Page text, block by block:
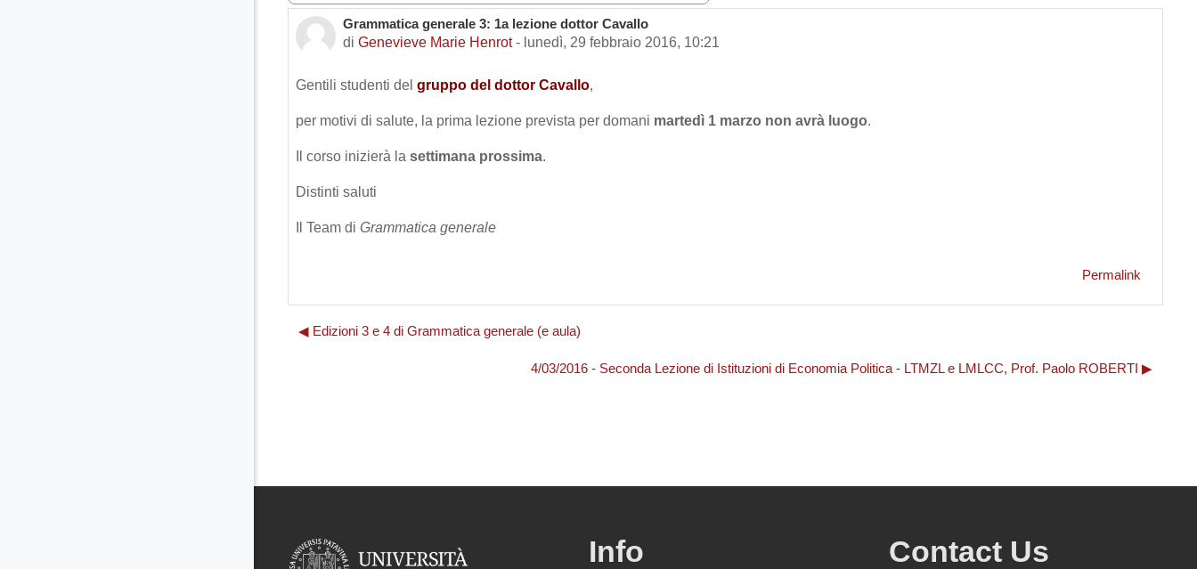
Grammatica generale 3: 1a lezione dottor Cavallo
di Genevieve Marie Henrot- lunedì, 29 febbraio 2016, 10:21
Numero di risposte: 0
Gentili studenti del gruppo del dottor Cavallo,
per motivi di salute, la prima lezione prevista per domani martedì 1 marzo non avrà luogo.
Il corso inizierà la settimana prossima.
Distinti saluti
Il Team di Grammatica generale
Permalink
◀︎ Edizioni 3 e 4 di Grammatica generale (e aula)
4/03/2016 - Seconda Lezione di Istituzioni di Economia Politica - LTMZL e LMLCC, Prof. Paolo ROBERTI ▶︎
Info Contact Us